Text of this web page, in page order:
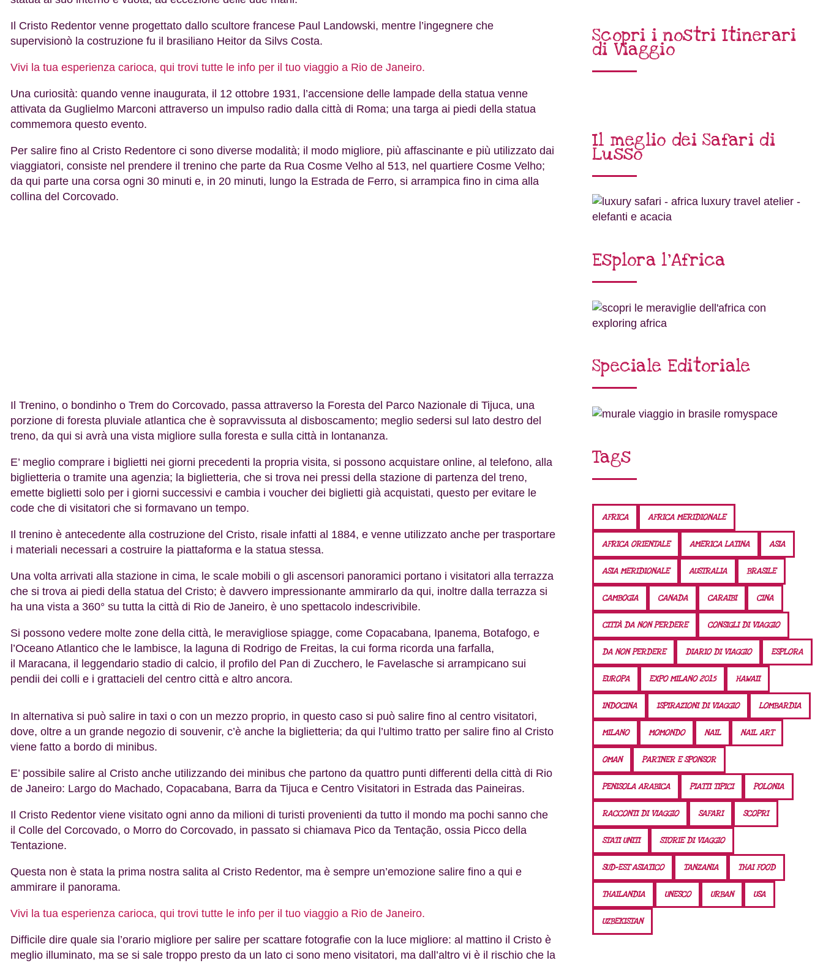
Il Cristo Redentor venne progettato dallo scultore francese Paul Landowski, mentre l’ingegnere che
supervisionò la costruzione fu il brasiliano Heitor da Silvs Costa.
Vivi la tua esperienza carioca, qui trovi tutte le info per il tuo viaggio a Rio de Janeiro.
Una curiosità: quando venne inaugurata, il 12 ottobre 1931, l’accensione delle lampade della statua venne
attivata da Guglielmo Marconi attraverso un impulso radio dalla città di Roma; una targa ai piedi della statua
commemora questo evento.
Per salire fino al Cristo Redentore ci sono diverse modalità; il modo migliore, più affascinante e più utilizzato dai
viaggiatori, consiste nel prendere il trenino che parte da Rua Cosme Velho al 513, nel quartiere Cosme Velho;
da qui parte una corsa ogni 30 minuti e, in 20 minuti, lungo la Estrada de Ferro, si arrampica fino in cima alla
collina del Corcovado.
Il Trenino, o bondinho o Trem do Corcovado, passa attraverso la Foresta del Parco Nazionale di Tijuca, una
porzione di foresta pluviale atlantica che è sopravvissuta al disboscamento; meglio sedersi sul lato destro del
treno, da qui si avrà una vista migliore sulla foresta e sulla città in lontananza.
E’ meglio comprare i biglietti nei giorni precedenti la propria visita, si possono acquistare online, al telefono, alla
biglietteria o tramite una agenzia; la biglietteria, che si trova nei pressi della stazione di partenza del treno,
emette biglietti solo per i giorni successivi e cambia i voucher dei biglietti già acquistati, questo per evitare le
code che di visitatori che si formavano un tempo.
Il trenino è antecedente alla costruzione del Cristo, risale infatti al 1884, e venne utilizzato anche per trasportare
i materiali necessari a costruire la piattaforma e la statua stessa.
Una volta arrivati alla stazione in cima, le scale mobili o gli ascensori panoramici portano i visitatori alla terrazza
che si trova ai piedi della statua del Cristo; è davvero impressionante ammirarlo da qui, inoltre dalla terrazza si
ha una vista a 360° su tutta la città di Rio de Janeiro, è uno spettacolo indescrivibile.
Si possono vedere molte zone della città, le meravigliose spiagge, come Copacabana, Ipanema, Botafogo, e
l’Oceano Atlantico che le lambisce, la laguna di Rodrigo de Freitas, la cui forma ricorda una farfalla,
il Maracana, il leggendario stadio di calcio, il profilo del Pan di Zucchero, le Favelasche si arrampicano sui
pendii dei colli e i grattacieli del centro città e altro ancora.
In alternativa si può salire in taxi o con un mezzo proprio, in questo caso si può salire fino al centro visitatori,
dove, oltre a un grande negozio di souvenir, c’è anche la biglietteria; da qui l’ultimo tratto per salire fino al Cristo
viene fatto a bordo di minibus.
E’ possibile salire al Cristo anche utilizzando dei minibus che partono da quattro punti differenti della città di Rio
de Janeiro: Largo do Machado, Copacabana, Barra da Tijuca e Centro Visitatori in Estrada das Paineiras.
Il Cristo Redentor viene visitato ogni anno da milioni di turisti provenienti da tutto il mondo ma pochi sanno che
il Colle del Corcovado, o Morro do Corcovado, in passato si chiamava Pico da Tentação, ossia Picco della
Tentazione.
Questa non è stata la prima nostra salita al Cristo Redentor, ma è sempre un’emozione salire fino a qui e
ammirare il panorama.
Vivi la tua esperienza carioca, qui trovi tutte le info per il tuo viaggio a Rio de Janeiro.
Difficile dire quale sia l’orario migliore per salire per scattare fotografie con la luce migliore: al mattino il Cristo è
meglio illuminato, ma se si sale troppo presto da un lato ci sono meno visitatori, ma dall’altro vi è il rischio che la
Scopri i nostri Itinerari
di Viaggio
Il meglio dei Safari di
Lusso
Esplora l’Africa
Speciale Editoriale
Tags
AFRICA AFRICA MERIDIONALE
AFRICA ORIENTALE AMERICA LATINA ASIA
ASIA MERIDIONALE AUSTRALIA BRASILE
CAMBOGIA CANADA CARAIBI CINA
CITTÀ DA NON PERDERE CONSIGLI DI VIAGGIO
DA NON PERDERE DIARIO DI VIAGGIO ESPLORA
EUROPA EXPO MILANO 2015 HAWAII
INDOCINA ISPIRAZIONI DI VIAGGIO LOMBARDIA
MILANO MOMONDO NAIL NAIL ART
OMAN PARTNER E SPONSOR
PENISOLA ARABICA PIATTI TIPICI POLONIA
RACCONTI DI VIAGGIO SAFARI SCOPRI
STATI UNITI STORIE DI VIAGGIO
SUD-EST ASIATICO TANZANIA THAI FOOD
THAILANDIA UNESCO URBAN USA
UZBEKISTAN